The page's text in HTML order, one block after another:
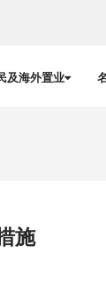
及海外置业
施